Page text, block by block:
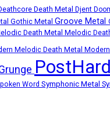
Death Metal Djent
Gothic Metal Groove Metal
Death Metal Melodic
Melodic Death Metal
Word Symphonic Metal